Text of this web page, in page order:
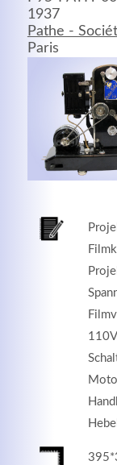
1937
Pathe -
Paris
elit.
Lorem
elit.